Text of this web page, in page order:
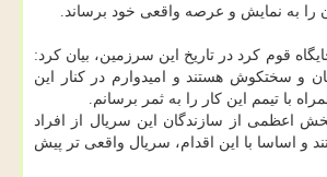
را به نمایش و عرصه واقعی خود برساند.
قوم کرد در تاریخ این سرزمین، بیان کرد:
و سختکوش هستند و امیدوارم در کنار این
با تیمم این کار را به ثمر برسانم.
اعظمی از سازندگان این سریال از افراد
و اساسا با این اقدام، سریال واقعی تر پیش